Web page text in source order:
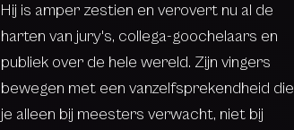
Hij is amper zestien en verovert nu al de
harten van jury's, collega-goochelaars en
publiek over de hele wereld. Zijn vingers
bewegen met een vanzelfsprekendheid die
je alleen bij meesters verwacht, niet bij